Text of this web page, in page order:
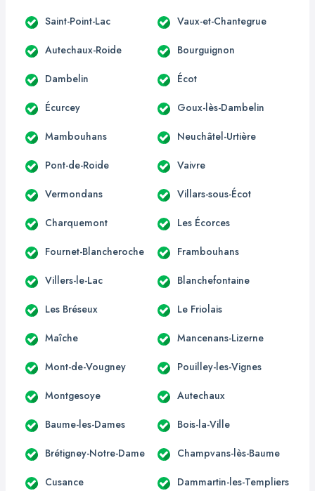
Saint-Point-Lac Vaux-et-Chantegrue
Autechaux-Roide Bourguignon
Dambelin Écot
Écurcey Goux-lès-Dambelin
Mambouhans Neuchâtel-Urtière
Pont-de-Roide Vaivre
Vermondans Villars-sous-Écot
Charquemont Les Écorces
Fournet-Blancheroche Frambouhans
Villers-le-Lac Blanchefontaine
Les Bréseux Le Friolais
Maîche Mancenans-Lizerne
Mont-de-Vougney Pouilley-les-Vignes
Montgesoye Autechaux
Baume-les-Dames Bois-la-Ville
Brétigney-Notre-Dame Champvans-lès-Baume
Cusance Dammartin-les-Templiers